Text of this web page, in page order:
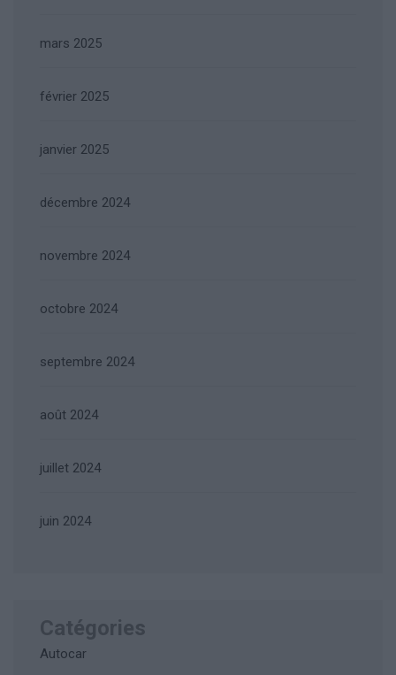
mars 2025
février 2025
janvier 2025
décembre 2024
novembre 2024
octobre 2024
septembre 2024
août 2024
juillet 2024
juin 2024
Catégories
Autocar